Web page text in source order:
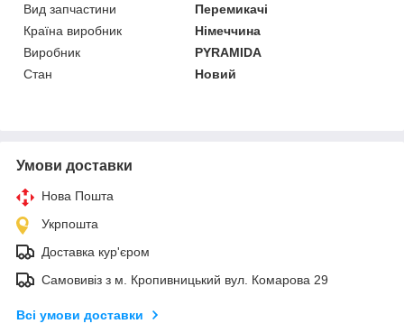
Вид запчастини
Перемикачі
Країна виробник
Німеччина
Виробник
PYRAMIDA
Стан
Новий
Умови доставки
Нова Пошта
Укрпошта
Доставка кур'єром
Самовивіз з м. Кропивницький вул. Комарова 29
Всі умови доставки